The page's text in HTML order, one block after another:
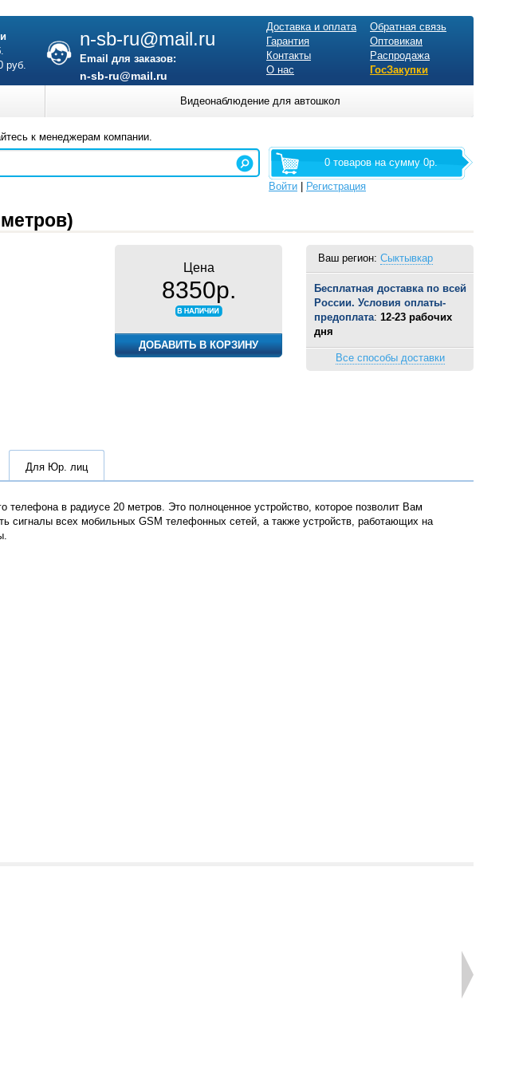
Ваш регион: Сыктывкар
Бесплатная доставка по всей
России. Условия оплаты-
предоплата: 12-23 рабочих
дня
Все способы доставки
Цена
8350р.
Для Юр. лиц
в радиусе 20 метров. Это полноценное устройство, которое позволит Вам
сигналы всех мобильных GSM телефонных сетей, а также устройств, работающих на
руб.
n-sb-ru@mail.ru
Email для заказов:
n-sb-ru@mail.ru
Доставка и оплата
Гарантия
Контакты
О нас
Обратная связь
Оптовикам
Распродажа
ГосЗакупки
Видеонаблюдение для автошкол
к менеджерам компании.
0 товаров на сумму 0р.
Войти
Регистрация